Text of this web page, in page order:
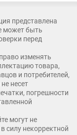
представлена
может быть
перед
изменять
товара,
и потребителей,
несет
погрешности
могут не
силу некорректной